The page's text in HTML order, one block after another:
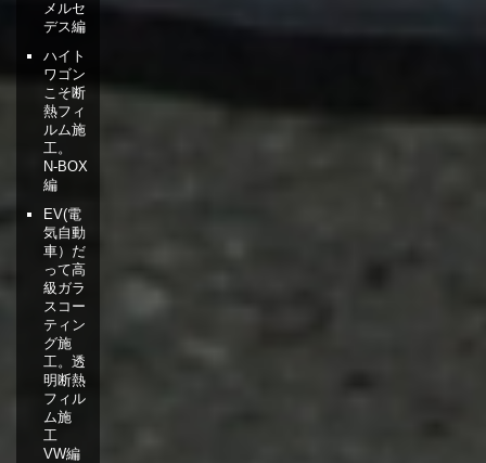
メルセ
デス編
ハイト
ワゴン
こそ断
熱フィ
ルム施
工。
N-BOX
編
EV(電
気自動
車）だ
って高
級ガラ
スコー
ティン
グ施
工。透
明断熱
フィル
ム施
工
VW編